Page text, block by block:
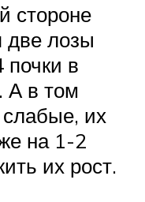
стороне
две лозы
почки в
А в том
их
на 1-2
их рост.